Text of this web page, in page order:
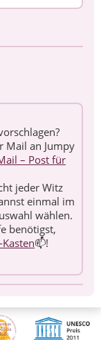
Mail an Jumpy
– Post für
jeder Witz
einmal im
wählen.
benötigst,
📫!